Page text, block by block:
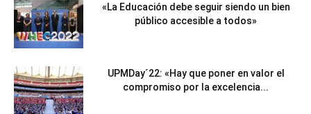
«La Educación debe seguir siendo un bien
público accesible a todos»
UPMDay´22: «Hay que poner en valor el
compromiso por la excelencia...